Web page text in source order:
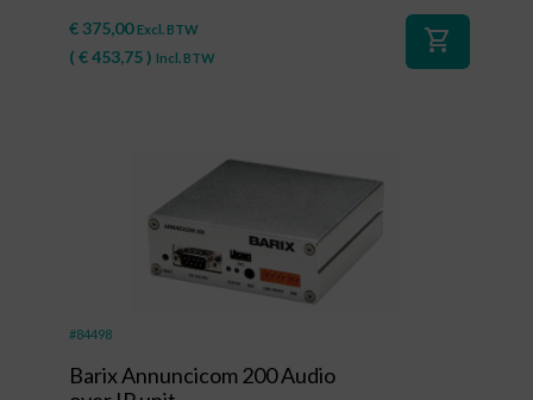
€ 375,00 Excl. BTW
( €453,75) Incl. BTW
shopping_cart
#84498
Barix Annuncicom 200 Audio